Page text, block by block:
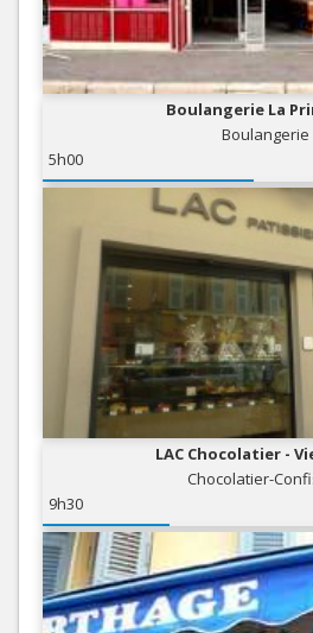
Boulangerie La
Boulangerie
5h00
LAC Chocolatier -
Chocolatier-
9h30